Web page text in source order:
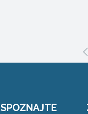
SPOZNAJTE